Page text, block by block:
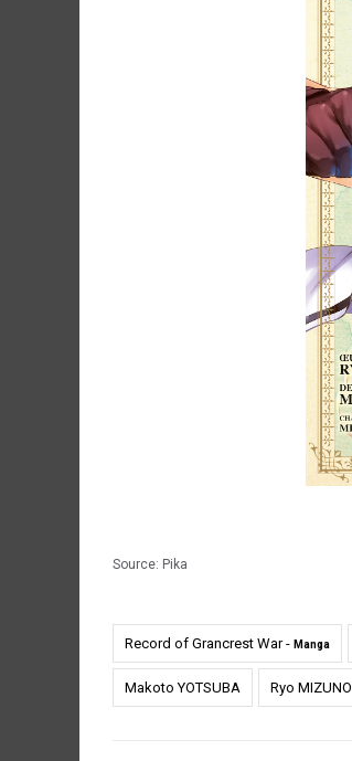
Source: Pika
Record of Grancrest War - Manga
Makoto YOTSUBA Ryo MIZUNO